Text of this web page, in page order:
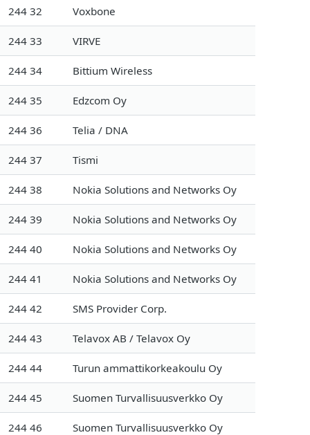
244 32 Voxbone
244 33 VIRVE
244 34 Bittium Wireless
244 35 Edzcom Oy
244 36 Telia / DNA
244 37 Tismi
244 38 Nokia Solutions and Networks Oy
244 39 Nokia Solutions and Networks Oy
244 40 Nokia Solutions and Networks Oy
244 41 Nokia Solutions and Networks Oy
244 42 SMS Provider Corp.
244 43 Telavox AB / Telavox Oy
244 44 Turun ammattikorkeakoulu Oy
244 45 Suomen Turvallisuusverkko Oy
244 46 Suomen Turvallisuusverkko Oy